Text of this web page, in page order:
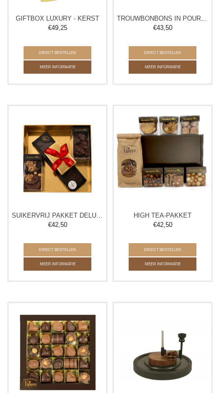
GIFTBOX LUXURY - KERST
€49,25
DIRECT BESTELLEN
MEER INFORMATIE
TROUWBONBONS IN POUR VOUS DOOSJE
€43,50
DIRECT BESTELLEN
MEER INFORMATIE
SUIKERVRIJ PAKKET DELUXE
€42,50
DIRECT BESTELLEN
MEER INFORMATIE
HIGH TEA-PAKKET
€42,50
DIRECT BESTELLEN
MEER INFORMATIE